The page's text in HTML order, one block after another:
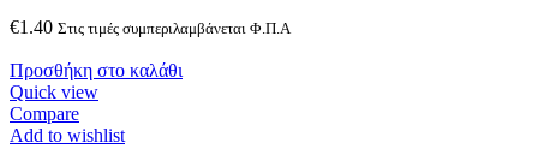
€1.40 Στις τιμές συμπεριλαμβάνεται Φ.Π.Α
Προσθήκη στο καλάθι
Quick view
Compare
Add to wishlist